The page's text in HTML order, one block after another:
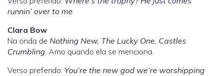
runnin’ over to me
Clara Bow
Na onda de Nothing New, The Lucky One, Castles
Crumbling. Amo quando ela se menciona.
Verso preferido: You’re the new god we’re worshipping